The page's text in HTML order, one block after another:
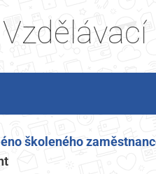
Vzdělávací
školeného